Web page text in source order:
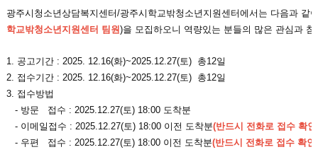
광주시청소년상담복지센터/광주시학교밖청소년지원센터에서는 다음과 같
학교밖청소년지원센터 팀원 )을 모집하오니 역량있는 분들의 많은 관심과
1. 공고기간 : 2025. 12.16(화)~2025.12.27(토) 총12일
2. 접수기간 : 2025. 12.16(화)~2025.12.27(토) 총12일
3. 접수방법
- 방문 접수 : 2025.12.27(토) 18:00 도착분
- 이메일접수 : 2025.12.27(토)18:00 이전 도착분(반드시 전화로 접수 확인
- 우편 접수 : 2025. 12.27(토)18:00 이전 도착분(반드시 전화로 접수 확인)